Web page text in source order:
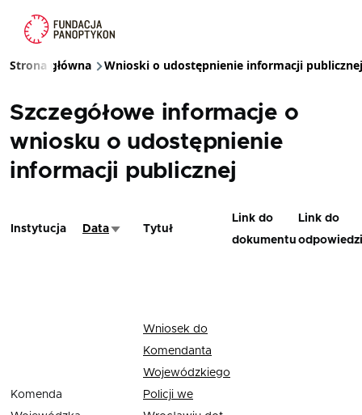
Ścieżka nawigacyjna
Strona główna Wnioski o udostępnienie informacji publicznej
Szczegółowe informacje o
wniosku o udostępnienie
informacji publicznej
Instytucja DataSortuj rosnąco
Tytuł
Link do
dokumentu
Link do
odpowiedzi
Komenda
Wniosek do
Komendanta
Wojewódzkiego
Policji we